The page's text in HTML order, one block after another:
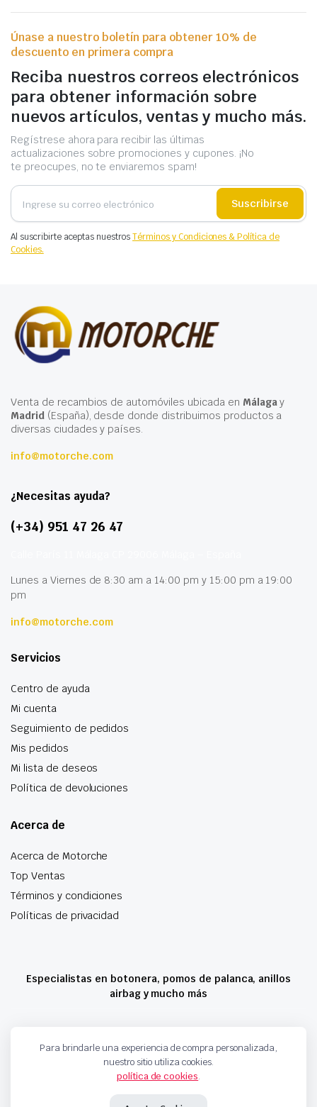
Únase a nuestro boletín para obtener 10% de
descuento en primera compra
Reciba nuestros correos electrónicos
para obtener información sobre
nuevos artículos, ventas y mucho más.
Regístrese ahora para recibir las últimas
actualizaciones sobre promociones y cupones. ¡No
te preocupes, no te enviaremos spam!
Suscribirse
Al suscribirte aceptas nuestrosTérminos y Condiciones & Política de
Cookies.
Venta de recambios de automóviles ubicada en Málagay
Madrid(España), desde donde distribuimos productos a
diversas ciudades y países.
info@motorche.com
¿Necesitas ayuda?
(+34) 951 47 26 47
Lunes a Viernes de 8:30 am a 14:00 pm y 15:00 pm a 19:00
pm
info@motorche.com
Servicios
Centro de ayuda
Mi cuenta
Seguimiento de pedidos
Mis pedidos
Mi lista de deseos
Política de devoluciones
Acerca de
Acerca de Motorche
Top Ventas
Términos y condiciones
Políticas de privacidad
Especialistas en botonera, pomos de palanca, anillos
airbag y mucho más
Copyright 2024 © Motorche Autoparts. Todos los derechos reservados
Para brindarle una experiencia de compra personalizada,
nuestro sitio utiliza cookies.
política de cookies.